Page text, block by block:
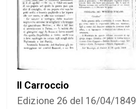
Il Carroccio
Edizione 26 del 16/04/1849